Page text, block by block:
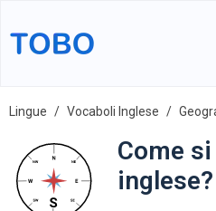
Lingue Vocaboli Inglese
Come
inglese?